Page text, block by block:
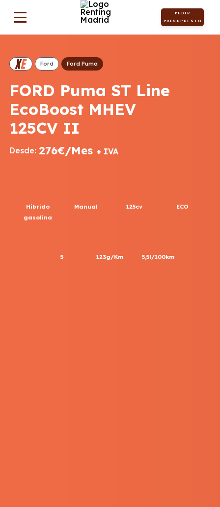
PEDIR
PRESUPUESTO
Ford Ford Puma
FORD Puma ST Line
EcoBoost MHEV
125CV II
Desde: 276€/Mes + IVA
Híbrido
gasolina
Manual 125cv ECO
5 123g/Km 5,5l/100km